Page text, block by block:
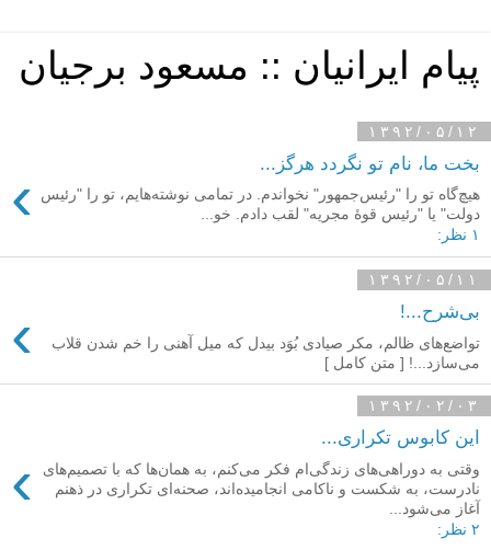
پیام ایرانیان :: مسعود برجیان
۱۳۹۲/۰۵/۱۲
بخت ما، نام تو نگردد هرگز... ›
هیچ‌گاه تو را "رئیس‌جمهور" نخواندم. در تمامی نوشته‌هایم، تو را "رئیس
دولت" یا "رئیس قوهٔ مجریه" لقب دادم. خو...
۱ نظر:
۱۳۹۲/۰۵/۱۱
بی‌شرح...! ›
تواضع‌های ظالم، مکر صیادی بُوَد بیدل که میل آهنی را خم شدن قلاب
می‌سازد...! [ متن کامل ]
۱۳۹۲/۰۲/۰۳
این کابوس تکراری...
›
وقتی به دوراهی‌های زندگی‌ام فکر می‌کنم، به همان‌ها که با تصمیم‌های
نادرست، به شکست و ناکامی انجامیده‌اند، صحنه‌ای تکراری در ذهنم
آغاز می‌شود...
۲ نظر: